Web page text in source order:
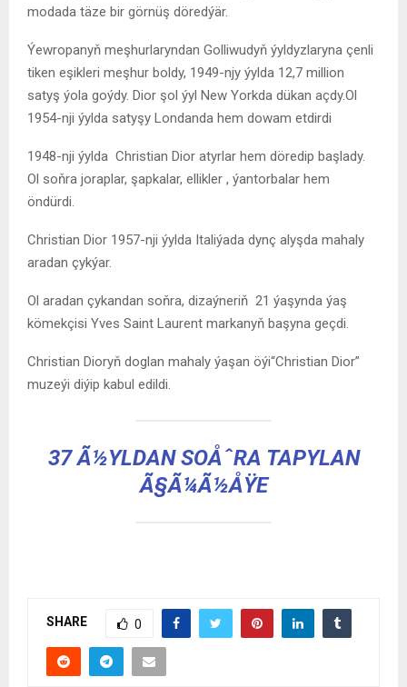
modada täze bir görnüş döredýär.
Ýewropanyň meşhurlaryndan Golliwudyň ýyldyzlaryna çenli
tiken eşikleri meşhur boldy, 1949-njy ýylda 12,7 million
satyş ýola goýdy. Dior şol ýyl New Yorkda dükan açdy.Ol
1954-nji ýylda satyşy Londanda hem dowam etdirdi
1948-nji ýylda Christian Dior atyrlar hem döredip başlady.
Ol soňra joraplar, şapkalar, ellikler , ýantorbalar hem
öndürdi.
Christian Dior 1957-nji ýylda Italiýada dynç alyşda mahaly
aradan çykýar.
Ol aradan çykandan soňra, dizaýneriň 21 ýaşynda ýaş
kömekçisi Yves Saint Laurent markanyň başyna geçdi.
Christian Dioryň doglan mahaly ýaşan öýi“Christian Dior”
muzeýi diýip kabul edildi.
37 Ã½YLDAN SOÅˆRA TAPYLAN
Ã§Ã¼Ã½ÅŸE
SHARE 0